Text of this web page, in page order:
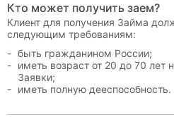
Кто может получить заем?
Клиент для получения Займа
следующим требованиям:
быть гражданином России;
иметь возраст от 20 до 70 лет
Заявки;
иметь полную дееспособность.